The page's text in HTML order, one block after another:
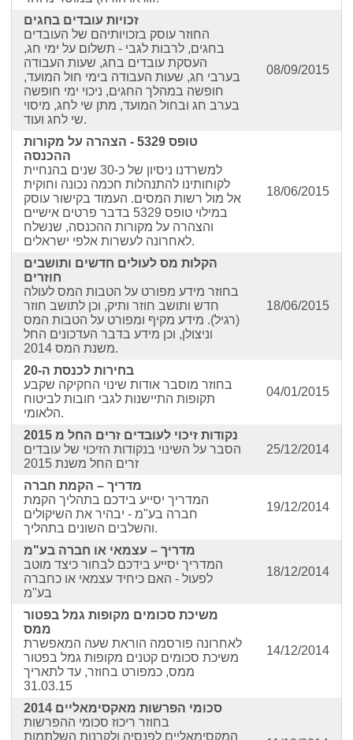
זכויות עובדים בחגים
החוזר עוסק בזכויותיהם של העובדים
בחגים, לרבות לגבי - תשלום על ימי חג,
העסקת עובדים בחג, שעות העבודה
בערבי חג, שעות העבודה בימי חול המועד,
חופשה במהלך החגים, ניכוי ימי חופשה
בערב חג ובחול המועד, מתן שי לחג, מיסוי
שי לחג ועוד.
08/09/2015
טופס 5329 - הצהרה על מקורות
ההכנסה
למשרדנו ניסיון של כ-30 שנים בהנחיית
לקוחותינו להתנהלות חכמה נכונה וחוקית
אל מול רשות המסים. העמוד בקישור עוסק
במילוי טופס 5329 בדבר פרטים אישיים
והצהרה על מקורות ההכנסה, שנשלח
לאחרונה לעשרות אלפי ישראלים.
18/06/2015
הקלות מס לעולים חדשים ותושבים
חוזרים
בחוזר מידע מפורט על הטבות המס לעולה
חדש ותושב חוזר ותיק, וכן לתושב חוזר
(רגיל). מידע מקיף ומפורט על הטבות המס
וניצולן, וכן מידע בדבר העדכונים החל
משנת המס 2014.
18/06/2015
בחירות לכנסת ה-20
בחוזר מוסבר אודות שינוי החקיקה שקבע
תקופות התיישנות לגבי חובות לביטוח
הלאומי.
04/01/2015
נקודות זיכוי לעובדים זרים החל מ 2015
הסבר על השינוי בנקודות הזיכוי של עובדים
זרים החל משנת 2015
25/12/2014
מדריך – הקמת חברה
המדריך יסייע בידכם בתהליך הקמת
חברה בע"מ - יבהיר את השיקולים
והשלבים השונים בתהליך.
19/12/2014
מדריך – עצמאי או חברה בע"מ
המדריך יסייע בידכם לבחור כיצד מוטב
לפעול - האם כיחיד עצמאי או כחברה
בע"מ
18/12/2014
משיכת סכומים מקופות גמל בפטור
ממס
לאחרונה פורסמה הוראת שעה המאפשרת
משיכת סכומים קטנים מקופות גמל בפטור
ממס, כמפורט בחוזר, עד לתאריך
31.03.15
14/12/2014
סכומי הפרשות מאקסימאליים 2014
בחוזר ריכוז סכומי ההפרשות
המקסימאליים לפנסיה ולקרנות השלתמות